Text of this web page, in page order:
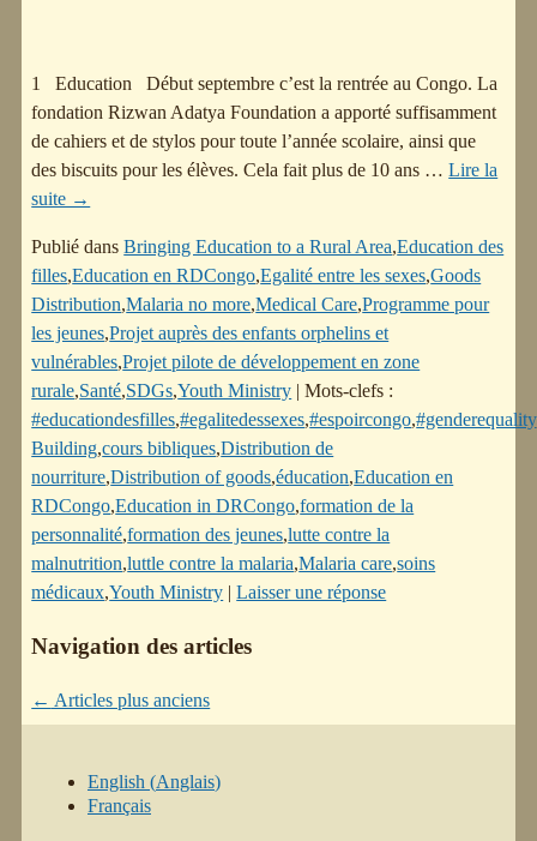
1 Education Début septembre c’est la rentrée au Congo. La
fondation Rizwan Adatya Foundation a apporté suffisamment
de cahiers et de stylos pour toute l’année scolaire, ainsi que
des biscuits pour les élèves. Cela fait plus de 10 ans … Lire la
suite →
Publié dans Bringing Education to a Rural Area,Education des
filles,Education en RDCongo,Egalité entre les sexes,Goods
Distribution,Malaria no more,Medical Care,Programme pour
les jeunes,Projet auprès des enfants orphelins et
vulnérables,Projet pilote de développement en zone
rurale,Santé,SDGs,Youth Ministry |Mots-clefs :
#educationdesfilles,#egalitedessexes,#espoircongo,#genderequality
Building,cours bibliques,Distribution de
nourriture,Distribution of goods,éducation,Education en
RDCongo,Education in DRCongo,formation de la
personnalité,formation des jeunes,lutte contre la
malnutrition,luttle contre la malaria,Malaria care,soins
médicaux,Youth Ministry |Laisser une réponse
Navigation des articles
← Articles plus anciens
English (Anglais)
Français